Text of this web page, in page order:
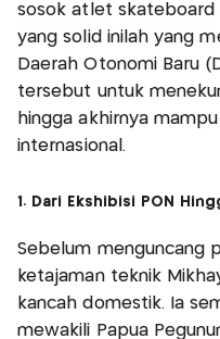
sosok atlet skateboard
yang solid inilah yang
Daerah Otonomi Baru
tersebut untuk
hingga akhirnya
internasional.
1. Dari Ekshibisi PON
Sebelum menguncang
ketajaman teknik
kancah domestik. Ia
mewakili Papua